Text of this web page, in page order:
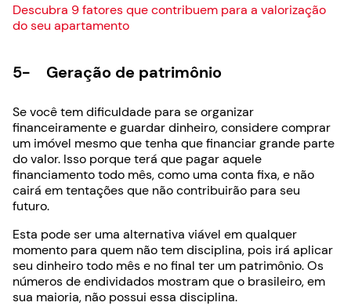
Descubra 9 fatores que contribuem para a valorização
do seu apartamento
5- Geração de patrimônio
Se você tem dificuldade para se organizar
financeiramente e guardar dinheiro, considere comprar
um imóvel mesmo que tenha que financiar grande parte
do valor. Isso porque terá que pagar aquele
financiamento todo mês, como uma conta fixa, e não
cairá em tentações que não contribuirão para seu
futuro.
Esta pode ser uma alternativa viável em qualquer
momento para quem não tem disciplina, pois irá aplicar
seu dinheiro todo mês e no final ter um patrimônio. Os
números de endividados mostram que o brasileiro, em
sua maioria, não possui essa disciplina.